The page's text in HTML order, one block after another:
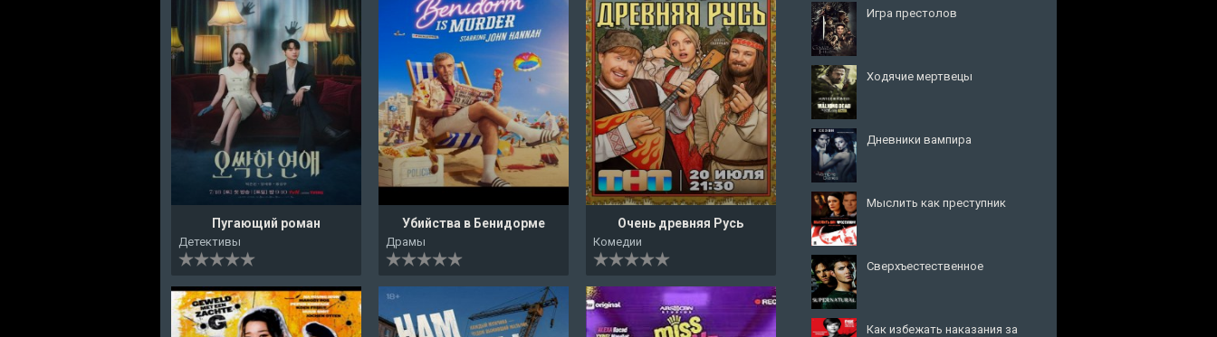
Пугающий роман
Детективы
Убийства в Бенидорме
Драмы
Очень древняя Русь
Комедии
Игра престолов
Ходячие мертвецы
Дневники вампира
Мыслить как преступник
Сверхъестественное
Как избежать наказания за